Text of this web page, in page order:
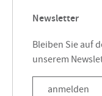
Newsletter
Bleiben Sie auf
unserem
anmelden